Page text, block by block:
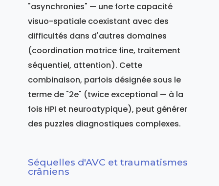
"asynchronies" — une forte capacité
visuo-spatiale coexistant avec des
difficultés dans d'autres domaines
(coordination motrice fine, traitement
séquentiel, attention). Cette
combinaison, parfois désignée sous le
terme de "2e" (twice exceptional — à la
fois HPI et neuroatypique), peut générer
des puzzles diagnostiques complexes.
Séquelles d'AVC et traumatismes
crâniens